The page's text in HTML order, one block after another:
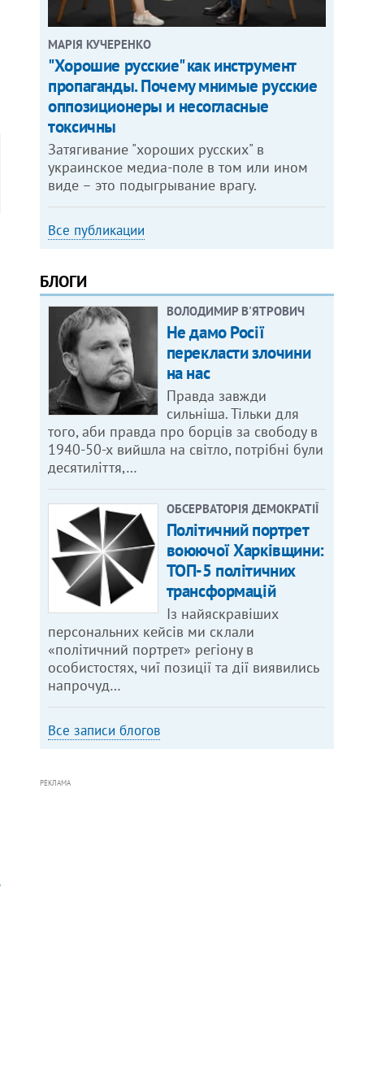
МАРІЯ КУЧЕРЕНКО
"Хорошие русские" как инструмент
пропаганды. Почему мнимые русские
оппозиционеры и несогласные
токсичны
Затягивание "хороших русских" в
украинское медиа-поле в том или ином
виде – это подыгрывание врагу.
Все публикации
БЛОГИ
ВОЛОДИМИР В'ЯТРОВИЧ
Не дамо Росії
перекласти злочини
на нас
Правда завжди
сильніша. Тільки для
того, аби правда про борців за свободу в
1940-50-х вийшла на світло, потрібні були
десятиліття,…
ОБСЕРВАТОРІЯ ДЕМОКРАТІЇ
Політичний портрет
воюючої Харківщини:
ТОП-5 політичних
трансформацій
Із найяскравіших
персональних кейсів ми склали
«політичний портрет» регіону в
особистостях, чиї позиції та дії виявились
напрочуд…
Все записи блогов
РЕКЛАМА